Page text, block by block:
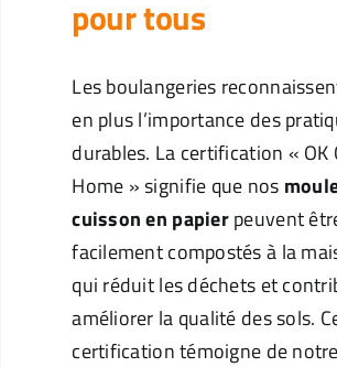
pour tous
Les boulangeries
en plus l’importance des
durables. La certification « OK
Home » signifie que nos
cuisson en papierpeuvent
facilement compostés à la
qui réduit les déchets et
améliorer la qualité des sols.
certification témoigne de notre